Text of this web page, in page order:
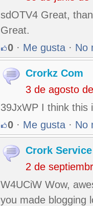
sdOTV4 Great,
Great.
0 · Me gusta · No
Crorkz Com
3 de agosto
39JxWP I think this
0 · Me gusta · No
Crork Service
2 de
W4UCiW Wow,
you made blogging